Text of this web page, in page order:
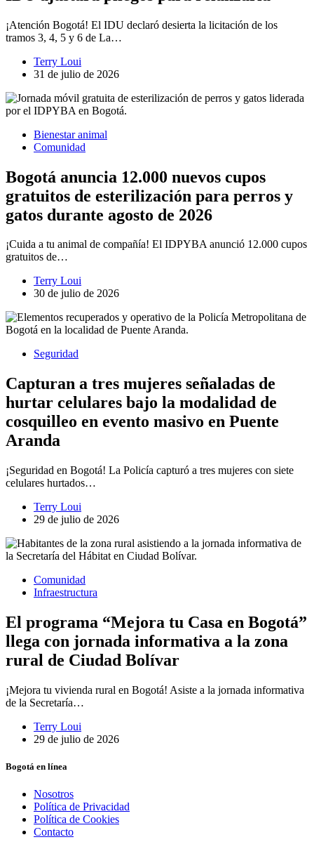
¡Atención Bogotá! El IDU declaró desierta la licitación de los
tramos 3, 4, 5 y 6 de La…
Terry Loui
31 de julio de 2026
Bienestar animal
Comunidad
Bogotá anuncia 12.000 nuevos cupos
gratuitos de esterilización para perros y
gatos durante agosto de 2026
¡Cuida a tu animal de compañía! El IDPYBA anunció 12.000 cupos
gratuitos de…
Terry Loui
30 de julio de 2026
Seguridad
Capturan a tres mujeres señaladas de
hurtar celulares bajo la modalidad de
cosquilleo en evento masivo en Puente
Aranda
¡Seguridad en Bogotá! La Policía capturó a tres mujeres con siete
celulares hurtados…
Terry Loui
29 de julio de 2026
Comunidad
Infraestructura
El programa “Mejora tu Casa en Bogotá”
llega con jornada informativa a la zona
rural de Ciudad Bolívar
¡Mejora tu vivienda rural en Bogotá! Asiste a la jornada informativa
de la Secretaría…
Terry Loui
29 de julio de 2026
Bogotá en línea
Nosotros
Política de Privacidad
Política de Cookies
Contacto